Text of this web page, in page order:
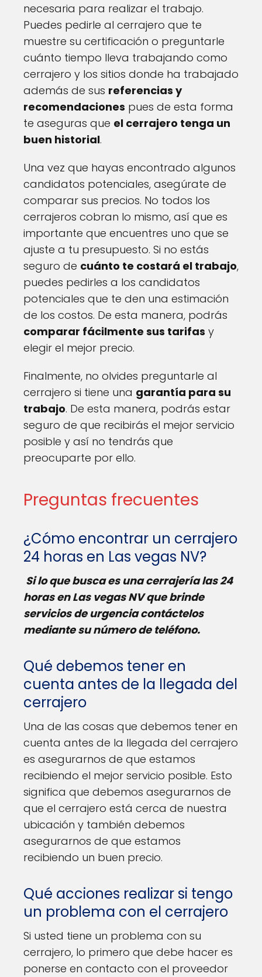
necesaria para realizar el trabajo.
Puedes pedirle al cerrajero que te
muestre su certificación o preguntarle
cuánto tiempo lleva trabajando como
cerrajero y los sitios donde ha trabajado
además de sus referencias y
recomendaciones pues de esta forma
te aseguras que el cerrajero tenga un
buen historial.
Una vez que hayas encontrado algunos
candidatos potenciales, asegúrate de
comparar sus precios. No todos los
cerrajeros cobran lo mismo, así que es
importante que encuentres uno que se
ajuste a tu presupuesto. Si no estás
seguro de cuánto te costará el trabajo,
puedes pedirles a los candidatos
potenciales que te den una estimación
de los costos. De esta manera, podrás
comparar fácilmente sus tarifas y
elegir el mejor precio.
Finalmente, no olvides preguntarle al
cerrajero si tiene una garantía para su
trabajo. De esta manera, podrás estar
seguro de que recibirás el mejor servicio
posible y así no tendrás que
preocuparte por ello.
Preguntas frecuentes
¿Cómo encontrar un cerrajero
24 horas en Las vegas NV?
Si lo que busca es una cerrajería las 24
horas en Las vegas NV que brinde
servicios de urgencia contáctelos
mediante su número de teléfono.
Qué debemos tener en
cuenta antes de la llegada del
cerrajero
Una de las cosas que debemos tener en
cuenta antes de la llegada del cerrajero
es asegurarnos de que estamos
recibiendo el mejor servicio posible. Esto
significa que debemos asegurarnos de
que el cerrajero está cerca de nuestra
ubicación y también debemos
asegurarnos de que estamos
recibiendo un buen precio.
Qué acciones realizar si tengo
un problema con el cerrajero
Si usted tiene un problema con su
cerrajero, lo primero que debe hacer es
ponerse en contacto con el proveedor